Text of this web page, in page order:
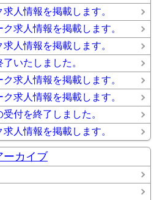
人情報を掲載します。
求人情報を掲載します。
人情報を掲載します。
いたしました。
求人情報を掲載します。
求人情報を掲載します。
付を終了しました。
人情報を掲載します。
ーカイブ